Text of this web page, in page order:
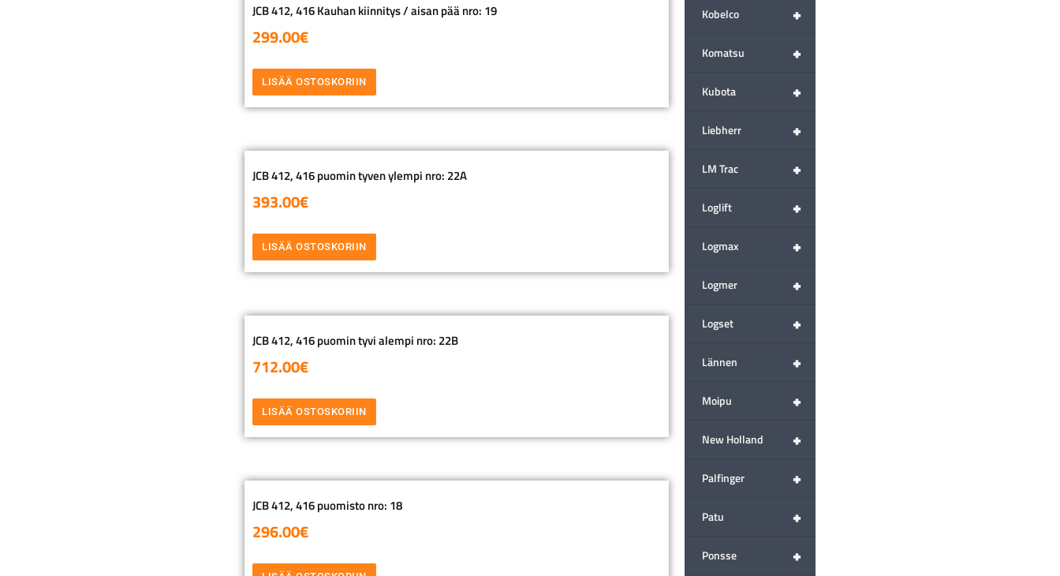
JCB 412, 416 Kauhan kiinnitys / aisan pää nro: 19
299.00€
LISÄÄ OSTOSKORIIN
JCB 412, 416 puomin tyven ylempi nro: 22A
393.00€
LISÄÄ OSTOSKORIIN
JCB 412, 416 puomin tyvi alempi nro: 22B
712.00€
LISÄÄ OSTOSKORIIN
JCB 412, 416 puomisto nro: 18
296.00€
+
Kobelco
+
Komatsu
+
Kubota
+
Liebherr
+
LM Trac
+
Loglift
+
Logmax
+
Logmer
+
Logset
+
Lännen
+
Moipu
+
New Holland
+
Palfinger
+
Patu
+
Ponsse